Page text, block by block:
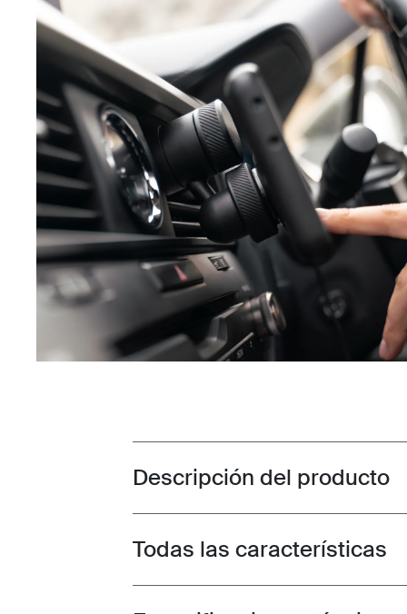
Toggle overview
Descripción del producto
Toggle features
Todas las características